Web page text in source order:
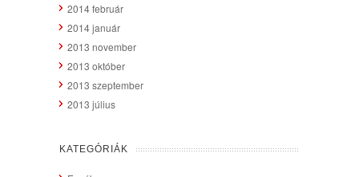
2014 február
2014 január
2013 november
2013 október
2013 szeptember
2013 július
KATEGÓRIÁK